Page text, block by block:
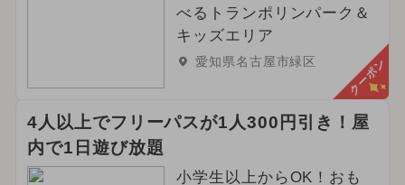
べるトランポリンパーク＆
キッズエリア
愛知県名古屋市緑区 クーポン
4人以上でフリーパスが1人300円引き！屋
内で1日遊び放題
小学生以上からOK！おも